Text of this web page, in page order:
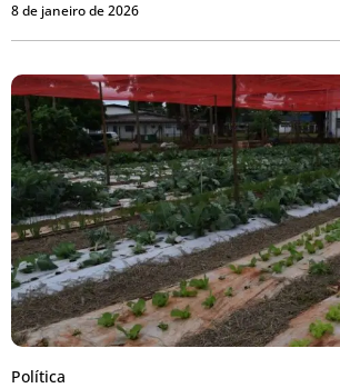
8 de janeiro de 2026
Política